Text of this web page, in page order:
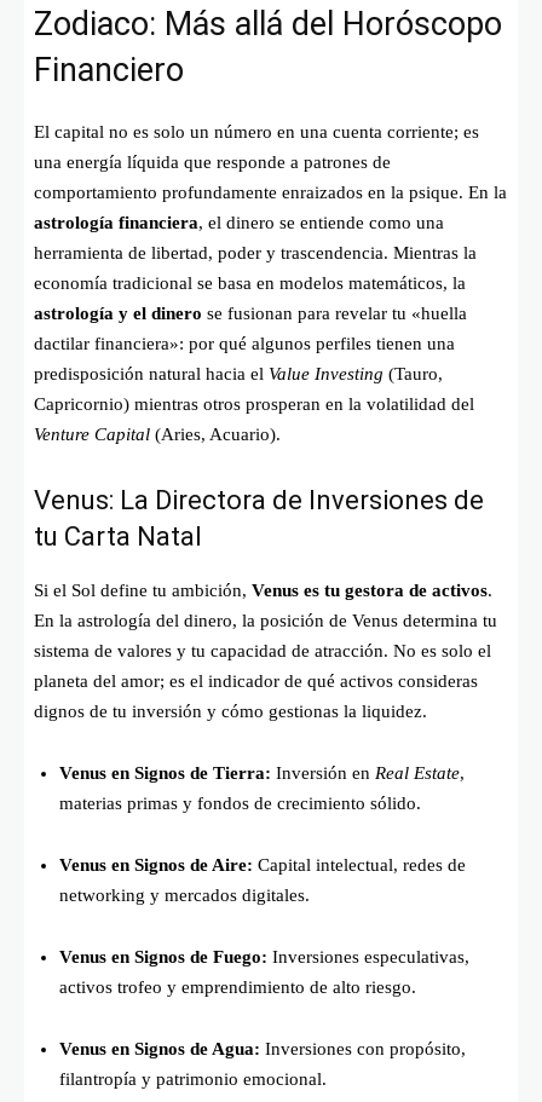
Zodiaco: Más allá del Horóscopo
Financiero
El capital no es solo un número en una cuenta corriente; es
una energía líquida que responde a patrones de
comportamiento profundamente enraizados en la psique. En la
astrología financiera, el dinero se entiende como una
herramienta de libertad, poder y trascendencia. Mientras la
economía tradicional se basa en modelos matemáticos, la
astrología y el dinero se fusionan para revelar tu «huella
dactilar financiera»: por qué algunos perfiles tienen una
predisposición natural hacia el Value Investing (Tauro,
Capricornio) mientras otros prosperan en la volatilidad del
Venture Capital (Aries, Acuario).
Venus: La Directora de Inversiones de
tu Carta Natal
Si el Sol define tu ambición, Venus es tu gestora de activos.
En la astrología del dinero, la posición de Venus determina tu
sistema de valores y tu capacidad de atracción. No es solo el
planeta del amor; es el indicador de qué activos consideras
dignos de tu inversión y cómo gestionas la liquidez.
Venus en Signos de Tierra: Inversión en Real Estate,
materias primas y fondos de crecimiento sólido.
Venus en Signos de Aire: Capital intelectual, redes de
networking y mercados digitales.
Venus en Signos de Fuego: Inversiones especulativas,
activos trofeo y emprendimiento de alto riesgo.
Venus en Signos de Agua: Inversiones con propósito,
filantropía y patrimonio emocional.